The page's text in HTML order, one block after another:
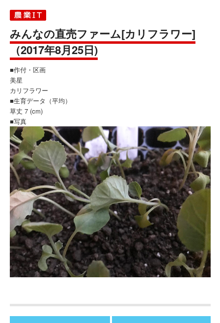
みんなの直売ファーム[カリフラワー]
（2017年8月25日)
■作付・区画
美星
カリフラワー
■生育データ（平均）
草丈 7 (cm)
■写真